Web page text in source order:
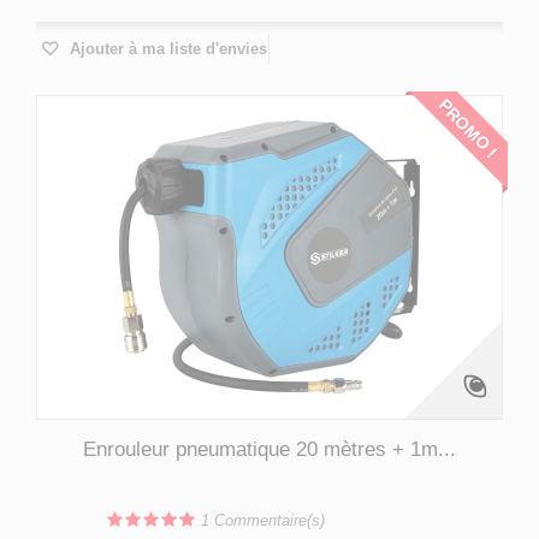
Ajouter à ma liste d'envies
PROMO !
Enrouleur pneumatique 20 mètres + 1m...
1 Commentaire(s)